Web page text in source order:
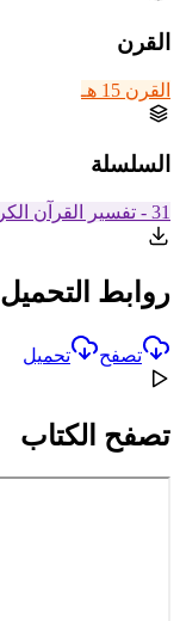
القرن
القرن 15 هـ
السلسلة
31 - تفسير القرآن الكريم - تفسير العثيمين
روابط التحميل
تصفح تحميل
تصفح الكتاب